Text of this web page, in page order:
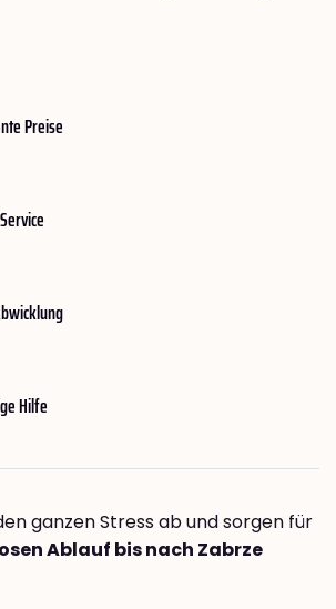
Preise
Hilfe
ganzen Stress ab und sorgen für
Ablauf bis nach Zabrze